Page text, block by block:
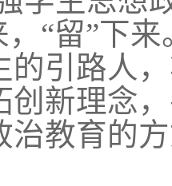
，“留”下
的引路人
创新理念
治教育的